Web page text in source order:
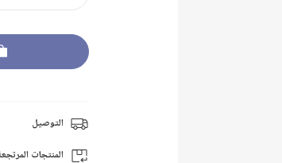
التوصيل
المنتجات